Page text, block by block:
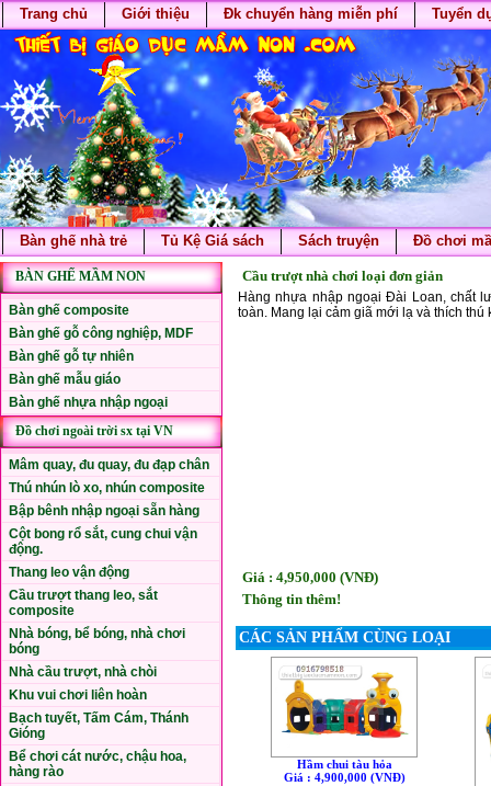
Trang chủ Giới thiệu Đk chuyển hàng miễn phí Tuyển
Bàn ghế nhà trẻ Tủ Kệ Giá sách Sách truyện Đồ chơi
BÀN GHẾ MẦM NON
Bàn ghế composite
Bàn ghế gỗ công nghiệp, MDF
Bàn ghế gỗ tự nhiên
Bàn ghế mẫu giáo
Bàn ghế nhựa nhập ngoại
Đồ chơi ngoài trời sx tại VN
Mâm quay, đu quay, đu đạp chân
Thú nhún lò xo, nhún composite
Bập bênh nhập ngoại sẵn hàng
Cột bong rổ sắt, cung chui vận
động.
Thang leo vận động
Cầu trượt thang leo, sắt
composite
Nhà bóng, bể bóng, nhà chơi
bóng
Nhà cầu trượt, nhà chòi
Khu vui chơi liên hoàn
Bạch tuyết, Tấm Cám, Thánh
Gióng
Bể chơi cát nước, chậu hoa,
hàng rào
Cầu trượt nhà chơi loại đơn giản
Hàng nhựa nhập ngoại Đài Loan, chất
toàn. Mang lại cảm giã mới lạ và thích thú
Giá : 4,950,000 (VNÐ)
Thông tin thêm!
CÁC SẢN PHẨM CÙNG LOẠI
Hầm chui tàu hỏa
Giá : 4,900,000 (VNÐ)